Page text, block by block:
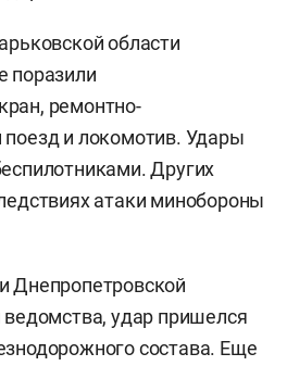
области
поразили
ремонтно-
поезд и локомотив. Удары
Других
атаки минобороны
Днепропетровской
удар пришелся
состава. Еще